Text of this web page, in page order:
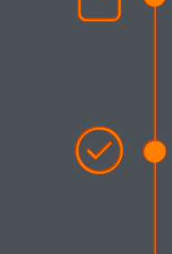
Galerie Foto